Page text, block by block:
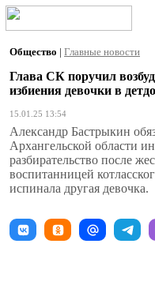
Общество | Главные новости
Глава СК поручил
избиения девочки в
15.01.25 13:54
Александр Бастрыкин
Архангельской области
разбирательство после
воспитанницей
испинала другая девочка.